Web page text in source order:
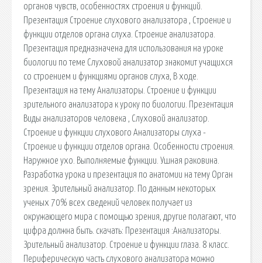
органов чувств, особенностях строения и функций.
Презентация Строение слухового анализатора , Строение и
функции отделов органа слуха. Строение анализатора.
Презентация предназначена для использования на уроке
биологии по теме Слуховой анализатор знакомит учащихся
со строением и функциями органов слуха, В ходе.
Презентация на тему Анализаторы. Строение и функции
зрительного анализатора к уроку по биологии. Презентация
Виды анализаторов человека , Слуховой анализатор.
Строение и функции слухового Анализаторы слуха -
Строение и функции отделов органа. Особенности строения.
Наружное ухо. Выполняемые функции. Ушная раковина.
Разработка урока и презентация по анатомии на тему Орган
зрения. Зрительный анализатор. По данным некоторых
ученых 70% всех сведений человек получает из
окружающего мира с помощью зрения, другие полагают, что
цифра должна быть. cкачать: Презентация :Анализаторы.
Зрительный анализатор. Строение и функции глаза. 8 класс.
Периферическую часть слухового анализатора можно